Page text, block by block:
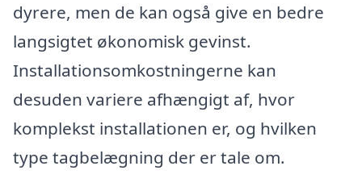
dyrere, men de kan også give en bedre
langsigtet økonomisk gevinst.
Installationsomkostningerne kan
desuden variere afhængigt af, hvor
komplekst installationen er, og hvilken
type tagbelægning der er tale om.